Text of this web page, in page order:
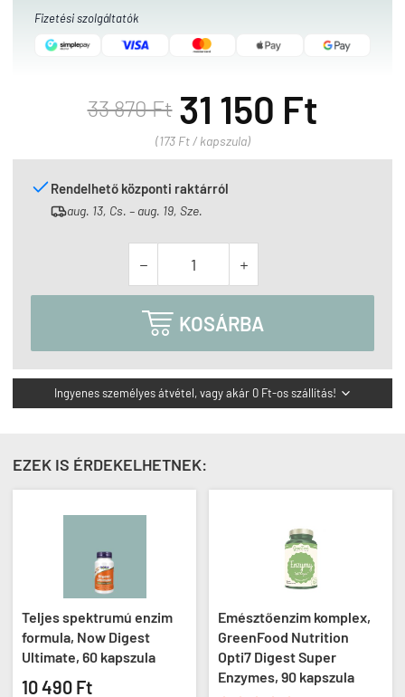
Fizetési szolgáltatók
33 870 Ft 31 150 Ft
(173 Ft / kapszula)
Rendelhető központi raktárról
aug. 13, Cs. – aug. 19, Sze.
 
 KOSÁRBA
Ingyenes személyes átvétel, vagy akár 0 Ft-os szállítás! 
EZEK IS ÉRDEKELHETNEK:
Teljes spektrumú enzim
formula, Now Digest
Ultimate, 60 kapszula
10 490 Ft
Emésztőenzim komplex,
GreenFood Nutrition
Opti7 Digest Super
Enzymes, 90 kapszula